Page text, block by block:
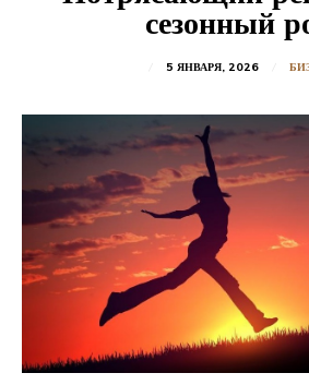
сезонный
5 ЯНВАРЯ, 2026